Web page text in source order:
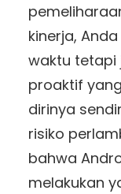
kinerja,
waktu tetapi
proaktif
dirinya
risiko
bahwa
melakukan